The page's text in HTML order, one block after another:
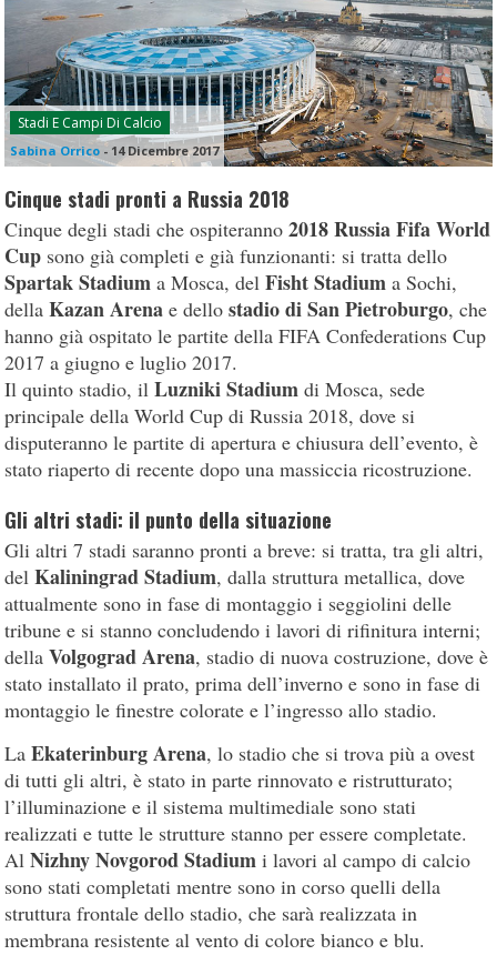
Stadi E Campi Di Calcio
Sabina Orrico - 14 Dicembre 2017
Cinque stadi pronti a Russia 2018
Cinque degli stadi che ospiteranno2018 Russia Fifa World
Cup sono già completi e già funzionanti: si tratta dello
Spartak Stadium a Mosca, delFisht Stadium a Sochi,
dellaKazan Arena e dellostadio di San Pietroburgo, che
hanno già ospitato le partite della FIFA Confederations Cup
2017 a giugno e luglio 2017.
Il quinto stadio, ilLuzniki Stadium di Mosca, sede
principale della World Cup di Russia 2018, dove si
disputeranno le partite di apertura e chiusura dell’evento, è
stato riaperto di recente dopo una massiccia ricostruzione.
Gli altri stadi: il punto della situazione
Gli altri 7 stadi saranno pronti a breve: si tratta, tra gli altri,
delKaliningrad Stadium, dalla struttura metallica, dove
attualmente sono in fase di montaggio i seggiolini delle
tribune e si stanno concludendo i lavori di rifinitura interni;
dellaVolgograd Arena, stadio di nuova costruzione, dove è
stato installato il prato, prima dell’inverno e sono in fase di
montaggio le finestre colorate e l’ingresso allo stadio.
LaEkaterinburg Arena, lo stadio che si trova più a ovest
di tutti gli altri, è stato in parte rinnovato e ristrutturato;
l’illuminazione e il sistema multimediale sono stati
realizzati e tutte le strutture stanno per essere completate.
AlNizhny Novgorod Stadium i lavori al campo di calcio
sono stati completati mentre sono in corso quelli della
struttura frontale dello stadio, che sarà realizzata in
membrana resistente al vento di colore bianco e blu.